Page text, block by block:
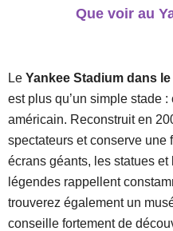
Que voir au
Le Yankee Stadium dans
est plus qu’un simple stade :
américain. Reconstruit en
spectateurs et conserve une
écrans géants, les statues
légendes rappellent
trouverez également un
conseille fortement de